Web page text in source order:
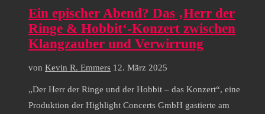
Ein epischer Abend? Das ‚Herr der
Ringe & Hobbit‘-Konzert zwischen
Klangzauber und Verwirrung
von Kevin R. Emmers 12. März 2025
„Der Herr der Ringe und der Hobbit – das Konzert“, eine
Produktion der Highlight Concerts GmbH gastierte am